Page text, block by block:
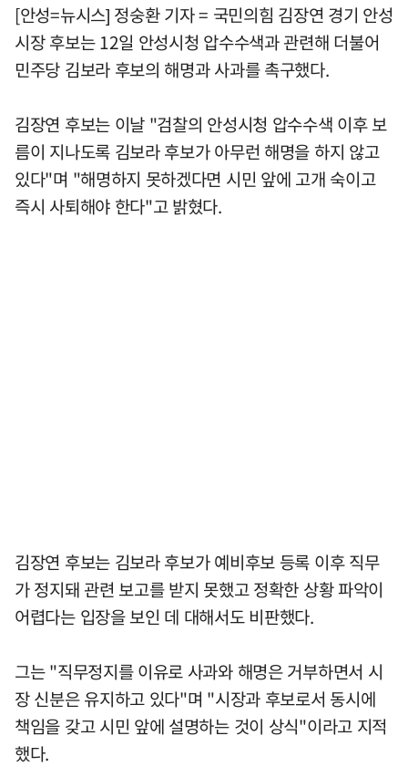
[안성=뉴시스] 정숭환 기자 = 국민의힘 김장연 경기 안성
시장 후보는 12일 안성시청 압수수색과 관련해 더불어
민주당 김보라 후보의 해명과 사과를 촉구했다.
김장연 후보는 이날 "검찰의 안성시청 압수수색 이후 보
름이 지나도록 김보라 후보가 아무런 해명을 하지 않고
있다"며 "해명하지 못하겠다면 시민 앞에 고개 숙이고
즉시 사퇴해야 한다"고 밝혔다.
김장연 후보는 김보라 후보가 예비후보 등록 이후 직무
가 정지돼 관련 보고를 받지 못했고 정확한 상황 파악이
어렵다는 입장을 보인 데 대해서도 비판했다.
그는 "직무정지를 이유로 사과와 해명은 거부하면서 시
장 신분은 유지하고 있다"며 "시장과 후보로서 동시에
책임을 갖고 시민 앞에 설명하는 것이 상식"이라고 지적
했다.